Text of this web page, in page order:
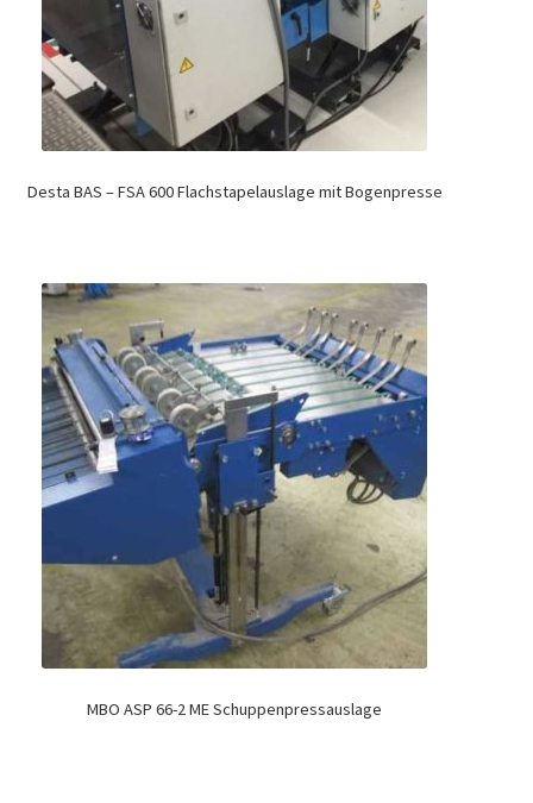
Desta BAS – FSA 600 Flachstapelauslage mit Bogenpresse
MBO ASP 66-2 ME Schuppenpressauslage